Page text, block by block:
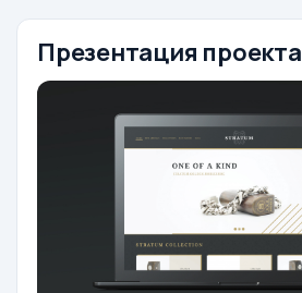
Презентация проекта